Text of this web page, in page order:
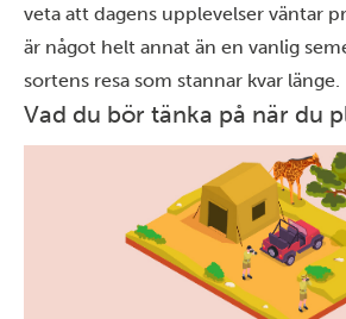
veta att dagens upplevelser väntar
är något helt annat än en vanlig
sortens resa som stannar kvar länge.
Vad du bör tänka på när du